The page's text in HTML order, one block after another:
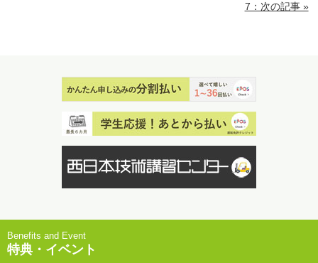
7：次の記事 »
特典・イベント